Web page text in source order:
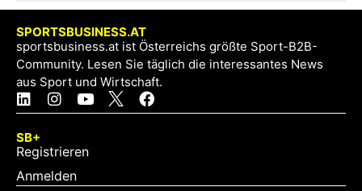
SPORTSBUSINESS.AT
sportsbusiness.at ist Österreichs größte Sport-B2B-
Community. Lesen Sie täglich die interessantes News
aus Sport und Wirtschaft.
SB+
Registrieren
Anmelden